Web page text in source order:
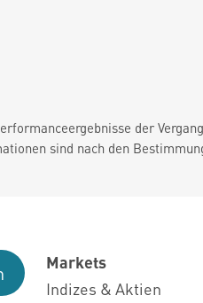
der
sind nach den
Markets
Indizes & Aktien